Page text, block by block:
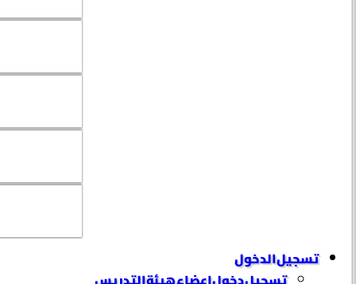
تسجيل الدخول